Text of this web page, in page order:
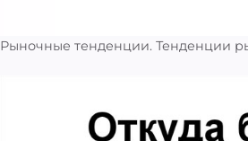
Рыночные тенденции. Тенденции